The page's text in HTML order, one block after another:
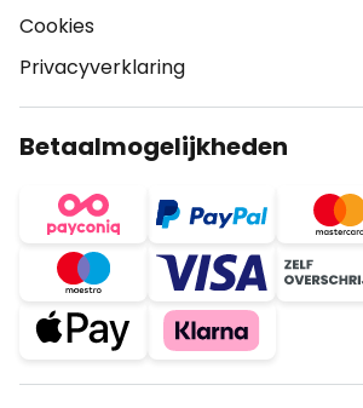
Cookies
Privacyverklaring
Betaalmogelijkheden